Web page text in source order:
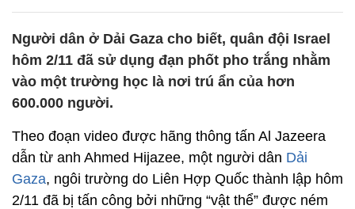
Người dân ở Dải Gaza cho biết, quân đội Israel
hôm 2/11 đã sử dụng đạn phốt pho trắng nhằm
vào một trường học là nơi trú ẩn của hơn
600.000 người.
Theo đoạn video được hãng thông tấn Al Jazeera
dẫn từ anh Ahmed Hijazee, một người dân Dải
Gaza, ngôi trường do Liên Hợp Quốc thành lập hôm
2/11 đã bị tấn công bởi những “vật thể” được ném